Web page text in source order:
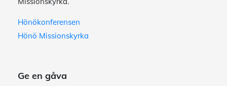
Hönökonferensen
Hönö Missionskyrka
Ge en gåva